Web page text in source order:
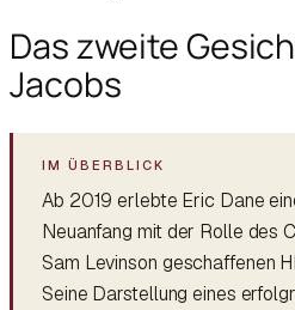
Das zweite
Jacobs
Ab 2019 erlebte Eric Dane
Neuanfang mit der Rolle des
Sam Levinson geschaffenen
Seine Darstellung eines